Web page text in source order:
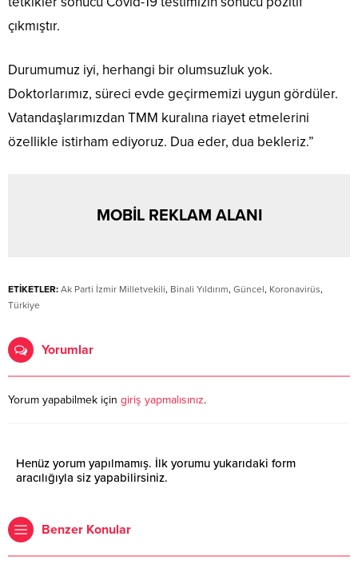
çıkmıştır.
Durumumuz iyi, herhangi bir olumsuzluk yok.
Doktorlarımız, süreci evde geçirmemizi uygun gördüler.
Vatandaşlarımızdan TMM kuralına riayet etmelerini
özellikle istirham ediyoruz. Dua eder, dua bekleriz.”
MOBİL REKLAM ALANI
ETİKETLER: Ak Parti İzmir Milletvekili, Binali Yıldırım, Güncel, Koronavirüs,
Türkiye
Yorumlar
Yorum yapabilmek için giriş yapmalısınız.
Henüz yorum yapılmamış. İlk yorumu yukarıdaki form
aracılığıyla siz yapabilirsiniz.
Benzer Konular